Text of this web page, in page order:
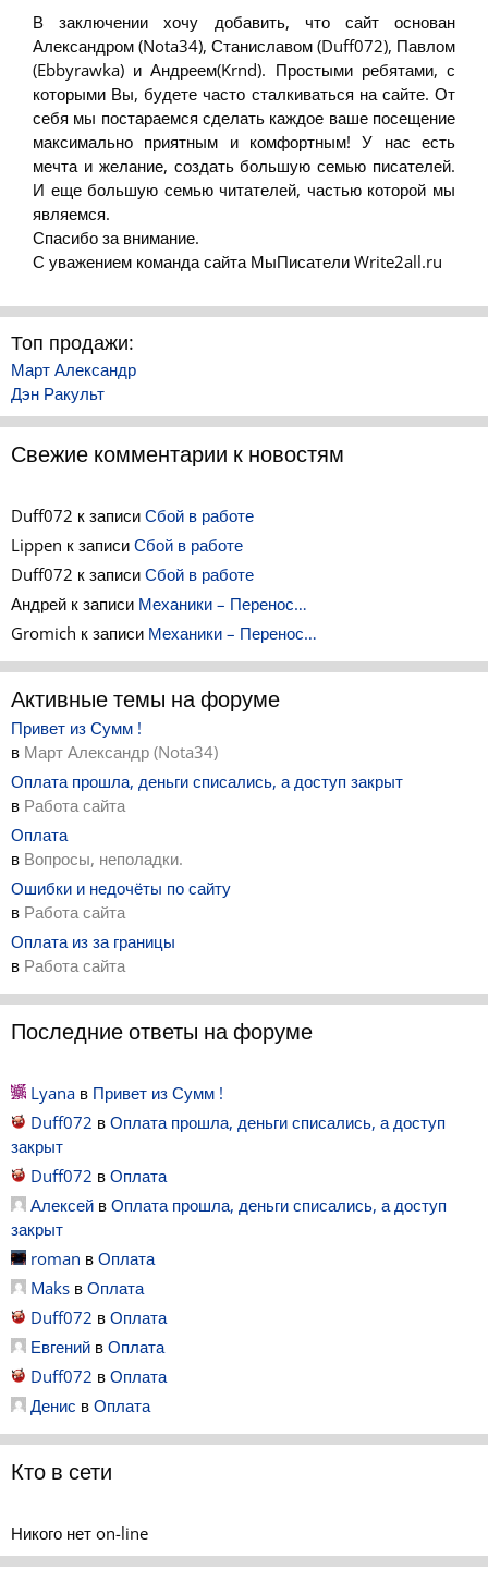
В заключении хочу добавить, что сайт основан
Александром (Nota34), Станиславом (Duff072), Павлом
(Ebbyrawka) и Андреем(Krnd). Простыми ребятами, с
которыми Вы, будете часто сталкиваться на сайте. От
себя мы постараемся сделать каждое ваше посещение
максимально приятным и комфортным! У нас есть
мечта и желание, создать большую семью писателей.
И еще большую семью читателей, частью которой мы
являемся.
Спасибо за внимание.
С уважением команда сайта МыПисатели Write2all.ru
Топ продажи:
Март Александр
Дэн Ракульт
Свежие комментарии к новостям
Duff072 к записи Сбой в работе
Lippen к записи Сбой в работе
Duff072 к записи Сбой в работе
Андрей к записи Механики – Перенос…
Gromich к записи Механики – Перенос…
Активные темы на форуме
Привет из Сумм !
в Март Александр (Nota34)
Оплата прошла, деньги списались, а доступ закрыт
в Работа сайта
Оплата
в Вопросы, неполадки.
Ошибки и недочёты по сайту
в Работа сайта
Оплата из за границы
в Работа сайта
Последние ответы на форуме
Lyana в Привет из Сумм !
Duff072 в Оплата прошла, деньги списались, а доступ
закрыт
Duff072 в Оплата
Алексей в Оплата прошла, деньги списались, а доступ
закрыт
roman в Оплата
Maks в Оплата
Duff072 в Оплата
Евгений в Оплата
Duff072 в Оплата
Денис в Оплата
Кто в сети
Никого нет on-line